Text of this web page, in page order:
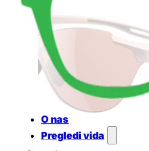
O nas
Pregledi vida